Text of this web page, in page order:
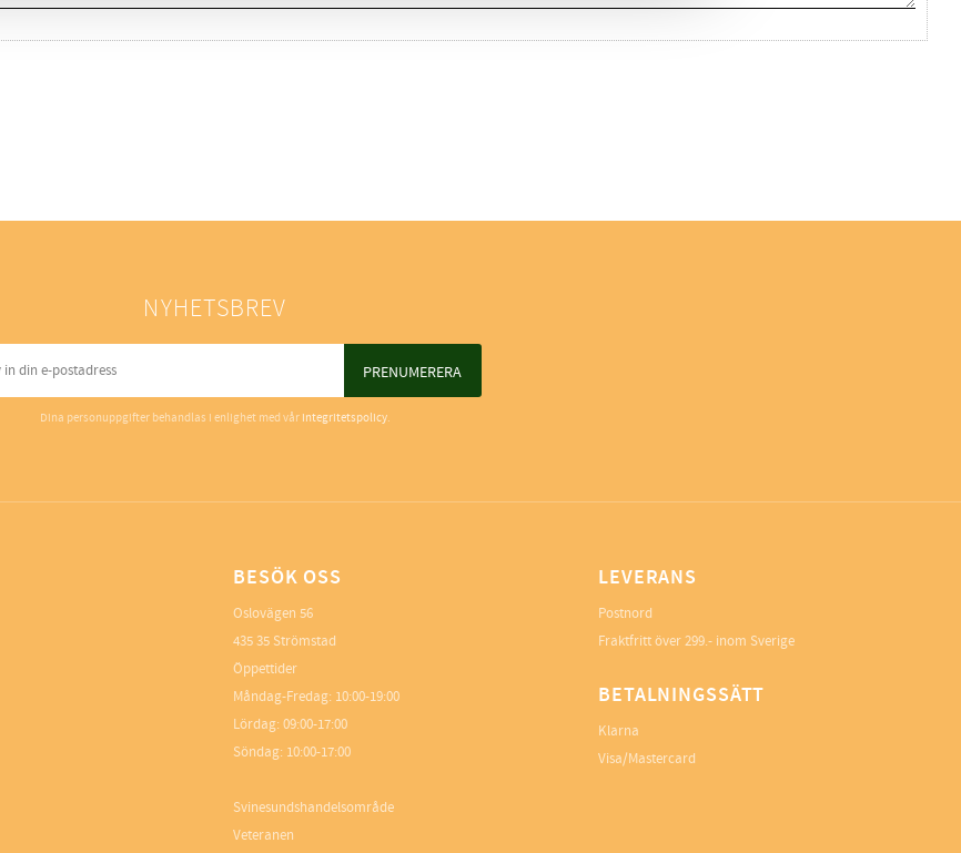
NYHETSBREV
PRENUMERERA
Dina personuppgifter behandlas i enlighet med vår integritetspolicy.
BESÖK OSS
Oslovägen 56
435 35 Strömstad
Öppettider
Måndag-Fredag: 10:00-19:00
Lördag: 09:00-17:00
Söndag: 10:00-17:00
Svinesundshandelsområde
Veteranen
LEVERANS
Postnord
Fraktfritt över 299.- inom Sverige
BETALNINGSSÄTT
Klarna
Visa/Mastercard